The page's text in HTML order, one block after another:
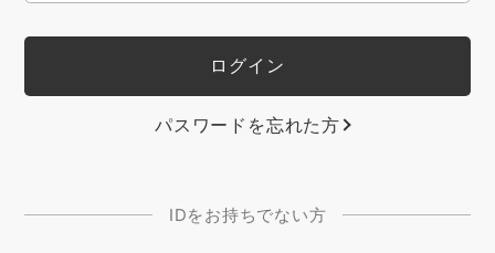
パスワードを忘れた方
IDをお持ちでない方